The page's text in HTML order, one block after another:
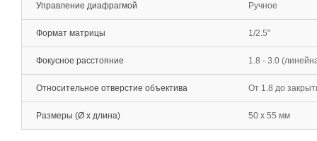
Управление диафрагмой Ручное
Формат матрицы 1/2.5"
Фокусное расстояние 1.8 - 3.0
Относительное отверстие объектива От 1.8 до
Размеры (Ø x длина) 50 x 55 мм